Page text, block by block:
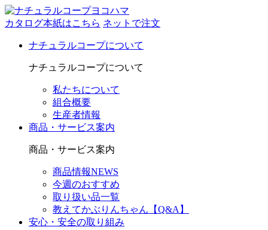
カタログ本紙はこちら ネットで注文
ナチュラルコープについて
ナチュラルコープについて
私たちについて
組合概要
生産者情報
商品・サービス案内
商品・サービス案内
商品情報NEWS
今週のおすすめ
取り扱い品一覧
教えてかぶりんちゃん【Q&A】
安心・安全の取り組み